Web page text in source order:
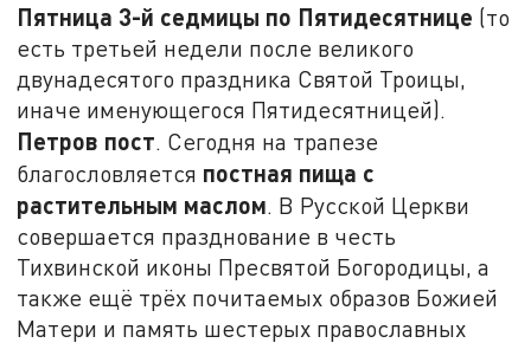
Пятница 3-й седмицы по Пятидесятнице (то
есть третьей недели после великого
двунадесятого праздника Святой Троицы,
иначе именующегося Пятидесятницей).
Петров пост. Сегодня на трапезе
благословляется постная пища с
растительным маслом. В Русской Церкви
совершается празднование в честь
Тихвинской иконы Пресвятой Богородицы, а
также ещё трёх почитаемых образов Божией
Матери и память шестерых православных